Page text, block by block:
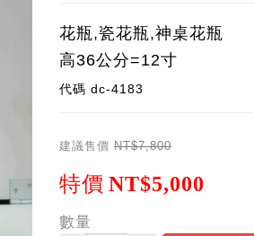
花瓶,瓷花瓶,神桌花瓶
高36公分=12寸
代碼dc-4183
建議售價 NT$7,800
特價 NT$5,000
數量